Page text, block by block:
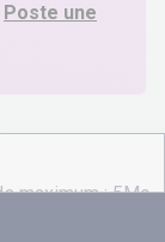
Poste une